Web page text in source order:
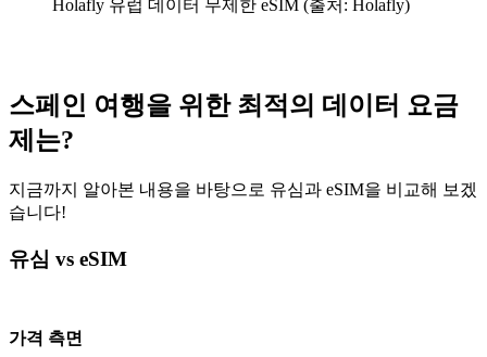
Holafly 유럽 데이터 무제한 eSIM (출처: Holafly)
스페인 여행을 위한 최적의 데이터 요금
제는?
지금까지 알아본 내용을 바탕으로 유심과 eSIM을 비교해 보겠
습니다!
유심 vs eSIM
가격 측면